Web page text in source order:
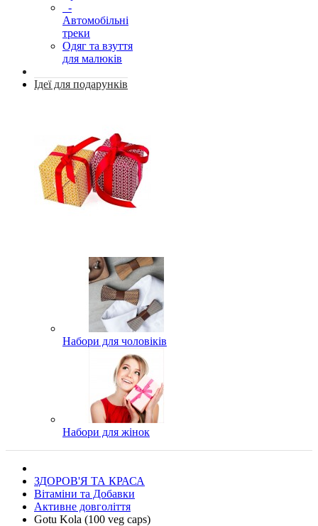
-
Автомобільні
треки
Одяг та взуття
для малюків
Ідеї для подарунків
Набори для чоловіків
Набори для жінок
ЗДОРОВ'Я ТА КРАСА
Вітаміни та Добавки
Активне довголіття
Gotu Kola (100 veg caps)